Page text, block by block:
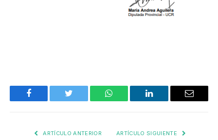
Facebook Twitter WhatsApp LinkedIn Email
ARTÍCULO ANTERIOR ARTÍCULO SIGUIENTE